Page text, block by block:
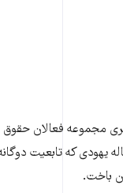
مجموعه فعالان حقوق
شهروند ۶۳ ساله یهودی که
باخت.